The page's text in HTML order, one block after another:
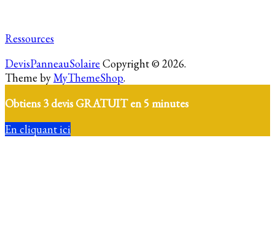
Ressources
DevisPanneauSolaire Copyright © 2026.
Theme byMyThemeShop.
Obtiens 3 devis GRATUIT en 5 minutes
En cliquant ici